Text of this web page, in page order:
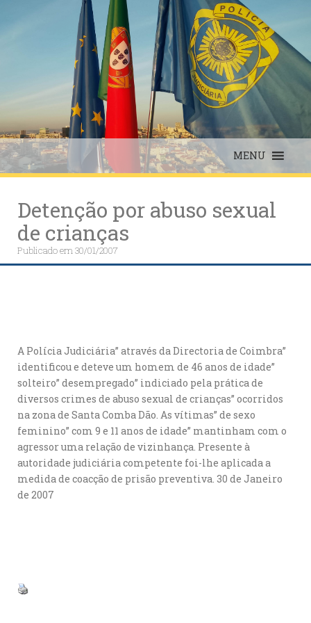
MENU
Detenção por abuso sexual
de crianças
Publicado em30/01/2007
A Polícia Judiciária” através da Directoria de Coimbra”
identificou e deteve um homem de 46 anos de idade”
solteiro” desempregado” indiciado pela prática de
diversos crimes de abuso sexual de crianças” ocorridos
na zona de Santa Comba Dão. As vítimas” de sexo
feminino” com 9 e 11 anos de idade” mantinham com o
agressor uma relação de vizinhança. Presente à
autoridade judiciária competente foi-lhe aplicada a
medida de coacção de prisão preventiva. 30 de Janeiro
de 2007